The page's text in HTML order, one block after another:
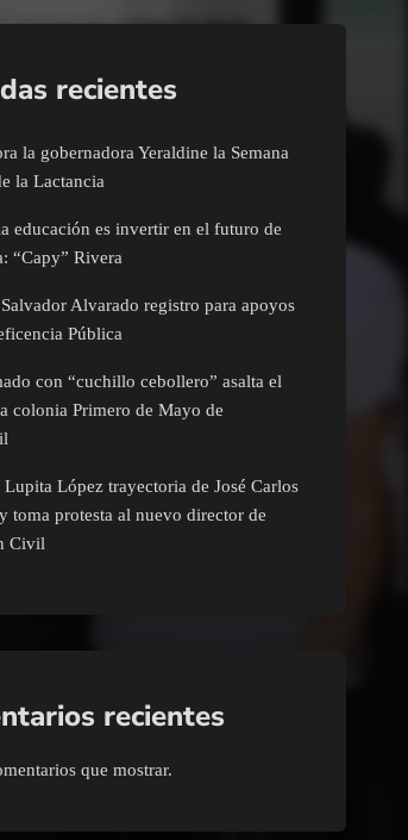
recientes
la gobernadora Yeraldine la Semana
la Lactancia
educación es invertir en el futuro de
“Capy” Rivera
Alvarado registro para apoyos
Pública
con “cuchillo cebollero” asalta el
colonia Primero de Mayo de
Lupita López trayectoria de José Carlos
toma protesta al nuevo director de
Civil
recientes
que mostrar.